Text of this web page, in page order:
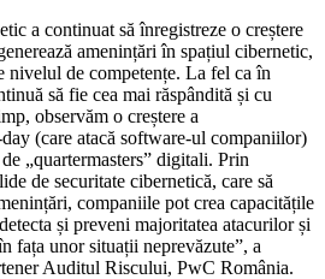
a continuat să înregistreze o creștere
amenințări în spațiul cibernetic,
nivelul de competențe. La fel ca în
să fie cea mai răspândită și cu
observăm o creștere a
(care atacă software-ul companiilor)
„quartermasters” digitali. Prin
de securitate cibernetică, care să
companiile pot crea capacitățile
și preveni majoritatea atacurilor și
fața unor situații neprevăzute”, a
Auditul Riscului, PwC România.